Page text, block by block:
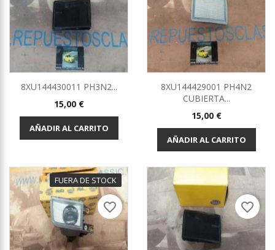
8XU144430011 PH3N2...
Precio
15,00 €
AÑADIR AL CARRITO
8XU144429001 PH4N2
CUBIERTA...
Precio
15,00 €
AÑADIR AL CARRITO
FUERA DE STOCK
favorite_border favorite_border